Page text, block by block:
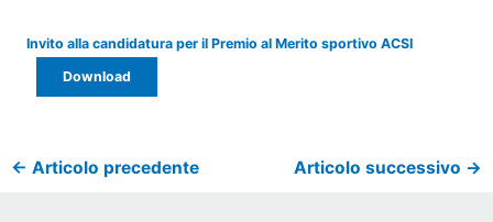
Invito alla candidatura per il Premio al Merito sportivo ACSI
Download
← Articolo precedente Articolo successivo →